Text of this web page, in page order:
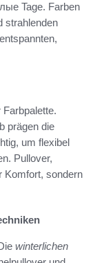
Tage. Farben
strahlenden
prägen die
um flexibel
Pullover,
Komfort, sondern
winterlichen